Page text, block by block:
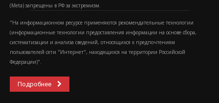
(Metа) запрещены в РФ за экстремизм.
"На информационном ресурсе применяются рекомендательные технологии
(информационные технологии предоставления информации на основе сбора,
систематизации и анализа сведений, относящихся к предпочтениям
пользователей сети "Интернет", находящихся на территории Российской
Федерации)".
Подробнее